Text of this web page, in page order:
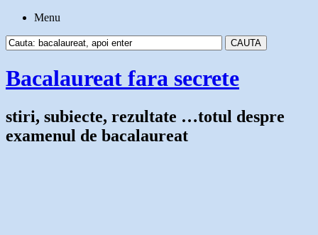
Menu
Bacalaureat fara secrete
stiri, subiecte, rezultate …totul despre
examenul de bacalaureat